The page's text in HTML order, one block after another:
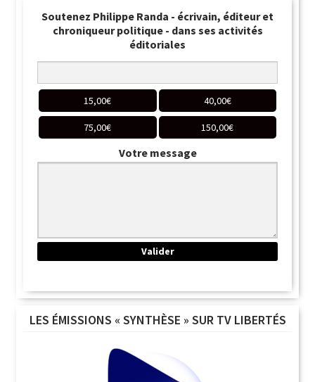
Soutenez Philippe Randa - écrivain, éditeur et
chroniqueur politique - dans ses activités
éditoriales
15,00€ 40,00€
75,00€ 150,00€
Votre message
LES ÉMISSIONS « SYNTHÈSE » SUR TV LIBERTÉS